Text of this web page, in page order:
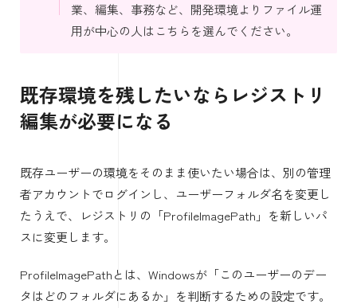
業、編集、事務など、開発環境よりファイル運
用が中心の人はこちらを選んでください。
既存環境を残したいならレジストリ
編集が必要になる
既存ユーザーの環境をそのまま使いたい場合は、別の管理
者アカウントでログインし、ユーザーフォルダ名を変更し
たうえで、レジストリの「ProfileImagePath」を新しいパ
スに変更します。
ProfileImagePathとは、Windowsが「このユーザーのデー
タはどのフォルダにあるか」を判断するための設定です。